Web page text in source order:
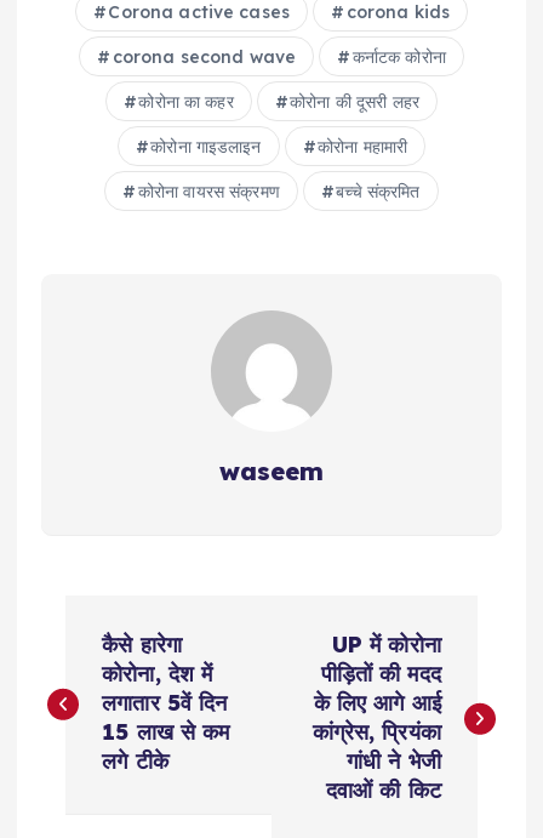
Corona active cases corona kids
corona second wave कर्नाटक कोरोना
कोरोना का कहर कोरोना की दूसरी लहर
कोरोना गाइडलाइन कोरोना महामारी
कोरोना वायरस संक्रमण बच्चे संक्रमित
waseem
o
कैसे हारेगा
कोरोना, देश में
लगातार 5वें दिन
15 लाख से कम
लगे टीके
UP में कोरोना
पीड़ितों की मदद
के लिए आगे आई
कांग्रेस, प्रियंका
गांधी ने भेजी
दवाओं की किट